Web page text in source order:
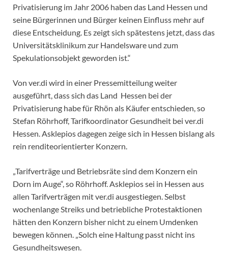
Privatisierung im Jahr 2006 haben das Land Hessen und
seine Bürgerinnen und Bürger keinen Einfluss mehr auf
diese Entscheidung. Es zeigt sich spätestens jetzt, dass das
Universitätsklinikum zur Handelsware und zum
Spekulationsobjekt geworden ist.“
Von ver.di wird in einer Pressemitteilung weiter
ausgeführt, dass sich das Land Hessen bei der
Privatisierung habe für Rhön als Käufer entschieden, so
Stefan Röhrhoff, Tarifkoordinator Gesundheit bei ver.di
Hessen. Asklepios dagegen zeige sich in Hessen bislang als
rein renditeorientierter Konzern.
„Tarifverträge und Betriebsräte sind dem Konzern ein
Dorn im Auge“, so Röhrhoff. Asklepios sei in Hessen aus
allen Tarifverträgen mit ver.di ausgestiegen. Selbst
wochenlange Streiks und betriebliche Protestaktionen
hätten den Konzern bisher nicht zu einem Umdenken
bewegen können. „Solch eine Haltung passt nicht ins
Gesundheitswesen.